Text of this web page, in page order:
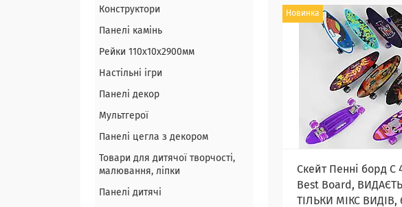
Новинка
Скейт Пенні борд C
Best Board,
ТІЛЬКИ МІКС ВИДІВ,
Конструктори
Панелі камінь
Рейки 110х10х2900мм
Настільні ігри
Панелі декор
Мультгерої
Панелі цегла з декором
Товари для дитячої творчості,
малювання, ліпки
Панелі дитячі